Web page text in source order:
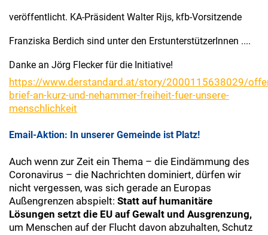
veröffentlicht. KA-Präsident Walter Rijs, kfb-Vorsitzende
Franziska Berdich sind unter den ErstunterstützerInnen ....
Danke an Jörg Flecker für die Initiative!
https://www.derstandard.at/story/2000115638029/
brief-an-kurz-und-nehammer-freiheit-fuer-unsere-
menschlichkeit
Email-Aktion: In unserer Gemeinde ist Platz!
Auch wenn zur Zeit ein Thema – die Eindämmung des
Coronavirus – die Nachrichten dominiert, dürfen wir
nicht vergessen, was sich gerade an Europas
Außengrenzen abspielt: Statt auf humanitäre
Lösungen setzt die EU auf Gewalt und Ausgrenzung,
um Menschen auf der Flucht davon abzuhalten, Schutz